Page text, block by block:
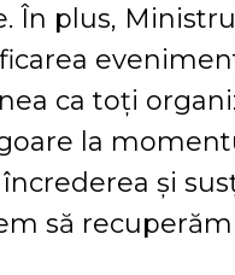
În plus,
ca toți
la
și
să